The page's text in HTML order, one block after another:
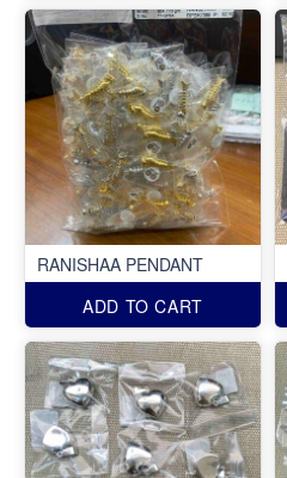
RANISHAA PENDANT
ADD TO CART